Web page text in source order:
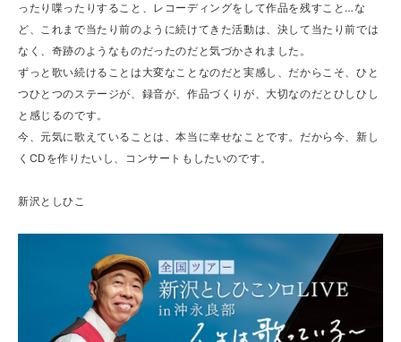
ったり喋ったりすること、レコーディングをして作品を残すこと…な
ど、これまで当たり前のように続けてきた活動は、決して当たり前では
なく、奇跡のようなものだったのだと気づかされました。
ずっと歌い続けることは大変なことなのだと実感し、だからこそ、ひと
つひとつのステージが、録音が、作品づくりが、大切なのだとひしひし
と感じるのです。
今、元気に歌えていることは、本当に幸せなことです。だから今、新し
くCDを作りたいし、コンサートもしたいのです。
新沢としひこ